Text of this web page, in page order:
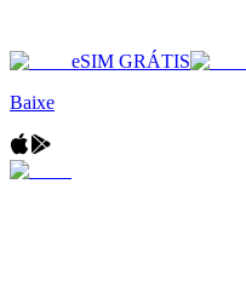
eSIM GRÁTIS
Baixe